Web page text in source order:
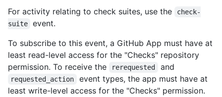
For activity relating to check suites, use the
check-
suite
event.
To subscribe to this event, a GitHub App must have at
least read-level access for the "Checks" repository
permission. To receive the
rerequested and
requested_action
event types, the app must have at
least write-level access for the "Checks" permission.